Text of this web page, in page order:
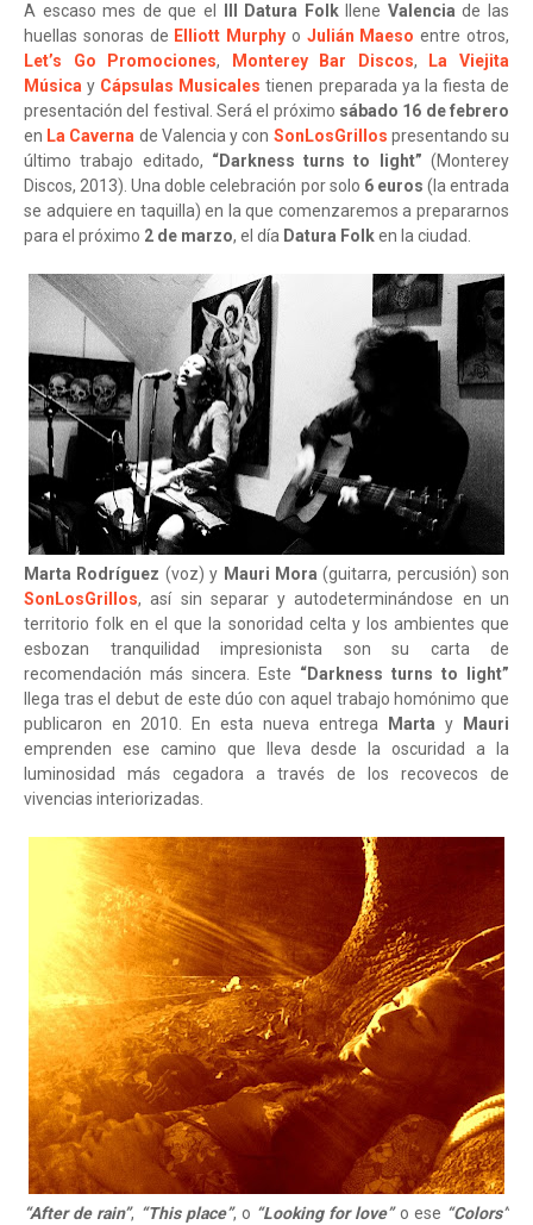
A escaso mes de que el III Datura Folkllene Valencia de las
huellas sonoras de Elliott Murphy o Julián Maeso entre otros,
Let’s Go Promociones, Monterey Bar Discos,
La Viejita
Música y Cápsulas Musicales tienen preparada ya la fiesta de
presentación del festival. Será el próximo sábado 16 de febrero
en La Caverna de Valencia y con SonLosGrillos presentando su
último trabajo editado, “Darkness turns to light” (Monterey
Discos, 2013). Una doble celebración por solo 6 euros (la entrada
se adquiere en taquilla) en la que comenzaremos a prepararnos
para el próximo 2 de marzo, el día Datura Folken la ciudad.
Marta Rodríguez (voz) y Mauri Mora (guitarra, percusión) son
SonLosGrillos, así sin separar y autodeterminándose en un
territorio folk en el que la sonoridad celta y los ambientes que
esbozan tranquilidad impresionista son su carta de
recomendación más sincera. Este “Darkness turns to light”
llega tras el debut de este dúo con aquel trabajo homónimo que
publicaron en 2010. En esta nueva entrega
Marta y Mauri
emprenden ese camino que lleva desde la oscuridad a la
luminosidad más cegadora a través de los recovecos de
vivencias interiorizadas.
“After de rain”, “This place”, o “Looking for love”o ese “Colors”